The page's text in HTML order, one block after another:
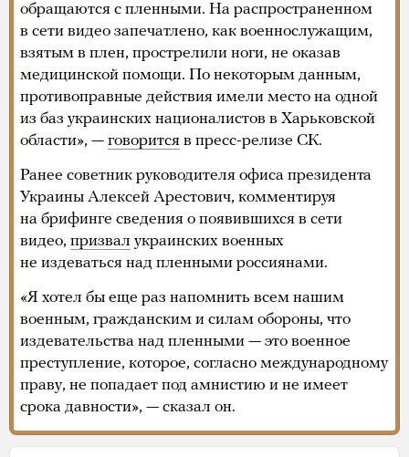
обращаются с пленными. На распространенном
в сети видео запечатлено, как военнослужащим,
взятым в плен, прострелили ноги, не оказав
медицинской помощи. По некоторым данным,
противоправные действия имели место на одной
из баз украинских националистов в Харьковской
области», — говорится в пресс-релизе СК.
Ранее советник руководителя офиса президента
Украины Алексей Арестович, комментируя
на брифинге сведения о появившихся в сети
видео, призвал украинских военных
не издеваться над пленными россиянами.
«Я хотел бы еще раз напомнить всем нашим
военным, гражданским и силам обороны, что
издевательства над пленными — это военное
преступление, которое, согласно международному
праву, не попадает под амнистию и не имеет
срока давности», — сказал он.